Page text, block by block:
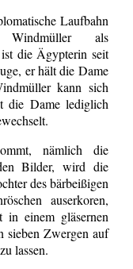
Laufbahn
als
die Ägypterin seit
er hält die Dame
kann sich
die Dame lediglich
nämlich die
Bilder, wird die
des bärbeißigen
auserkoren,
in einem gläsernen
sieben Zwergen auf
lassen.